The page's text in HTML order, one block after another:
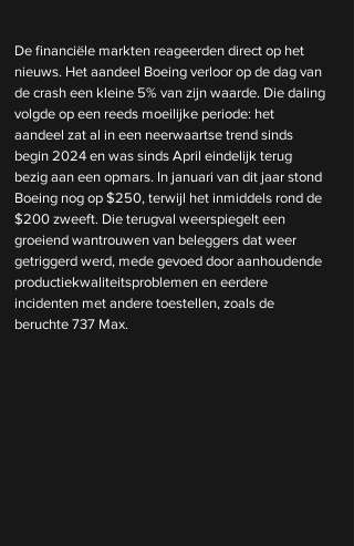
De financiële markten reageerden direct op het
nieuws. Het aandeel Boeing verloor op de dag van
de crash een kleine 5% van zijn waarde. Die daling
volgde op een reeds moeilijke periode: het
aandeel zat al in een neerwaartse trend sinds
begin 2024 en was sinds April eindelijk terug
bezig aan een opmars. In januari van dit jaar stond
Boeing nog op $250, terwijl het inmiddels rond de
$200 zweeft. Die terugval weerspiegelt een
groeiend wantrouwen van beleggers dat weer
getriggerd werd, mede gevoed door aanhoudende
productiekwaliteitsproblemen en eerdere
incidenten met andere toestellen, zoals de
beruchte 737 Max.